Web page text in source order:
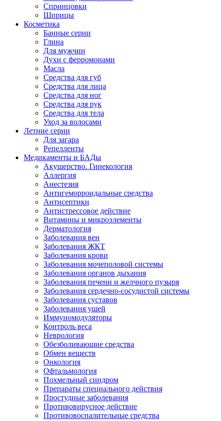
Спринцовки
Шприцы
Косметика
Банные серии
Глина
Для мужчин
Духи с ферромонами
Масла
Средства для губ
Средства для лица
Средства для ног
Средства для рук
Средства для тела
Уход за волосами
Летние серии
Для загара
Репелленты
Медикаменты и БАДы
Акушерство. Гинекология
Аллергия
Анестезия
Антигеморроидальные средства
Антисептики
Антистрессовое действие
Витамины и микроэлементы
Дерматология
Заболевания вен
Заболевания ЖКТ
Заболевания крови
Заболевания мочеполовой системы
Заболевания органов дыхания
Заболевания печени и желчного пузыря
Заболевания сердечно-сосудистой системы
Заболевания суставов
Заболевания ушей
Иммуномодуляторы
Контроль веса
Неврология
Обезболивающие средства
Обмен веществ
Онкология
Офтальмология
Похмельный синдром
Препараты специального действия
Простудные заболевания
Противовирусное действие
Противовоспалительные средства